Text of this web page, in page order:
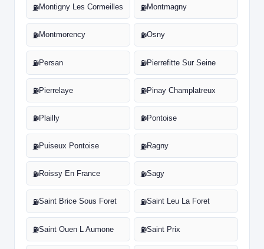
⛽Montigny Les Cormeilles ⛽Montmagny
⛽Montmorency ⛽Osny
⛽Persan ⛽Pierrefitte Sur Seine
⛽Pierrelaye ⛽Pinay Champlatreux
⛽Plailly ⛽Pontoise
⛽Puiseux Pontoise ⛽Ragny
⛽Roissy En France ⛽Sagy
⛽Saint Brice Sous Foret ⛽Saint Leu La Foret
⛽Saint Ouen L Aumone ⛽Saint Prix